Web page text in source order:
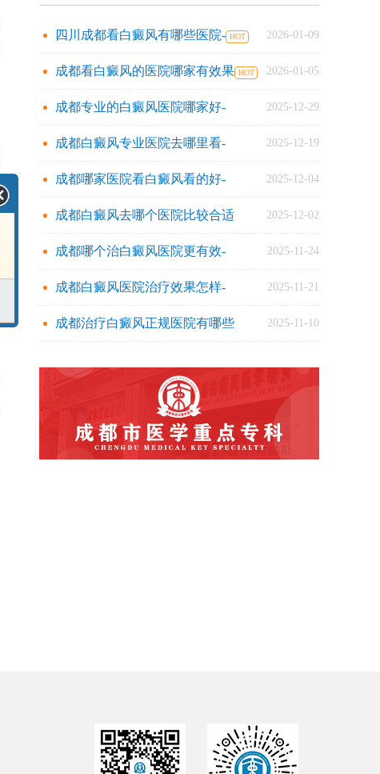
四川成都看白癜风有哪些医院- 2026-01-09
成都看白癜风的医院哪家有效果 2026-01-05
成都专业的白癜风医院哪家好- 2025-12-29
成都白癜风专业医院去哪里看- 2025-12-19
成都哪家医院看白癜风看的好- 2025-12-04
成都白癜风去哪个医院比较合适 2025-12-02
成都哪个治白癜风医院更有效- 2025-11-24
成都白癜风医院治疗效果怎样- 2025-11-21
成都治疗白癜风正规医院有哪些 2025-11-10